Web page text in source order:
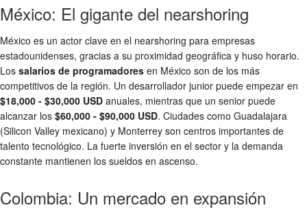
México: El gigante del nearshoring
México es un actor clave en el nearshoring para empresas
estadounidenses, gracias a su proximidad geográfica y huso horario.
Los salarios de programadores en México son de los más
competitivos de la región. Un desarrollador junior puede empezar en
$18,000 - $30,000 USD anuales, mientras que un senior puede
alcanzar los $60,000 - $90,000 USD. Ciudades como Guadalajara
(Silicon Valley mexicano) y Monterrey son centros importantes de
talento tecnológico. La fuerte inversión en el sector y la demanda
constante mantienen los sueldos en ascenso.
Colombia: Un mercado en expansión